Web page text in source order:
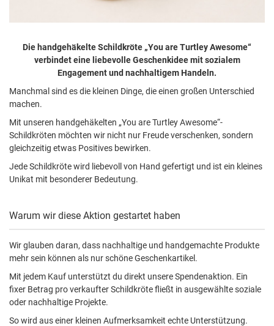
Die handgehäkelte Schildkröte „You are Turtley Awesome“
verbindet eine liebevolle Geschenkidee mit sozialem
Engagement und nachhaltigem Handeln.
Manchmal sind es die kleinen Dinge, die einen großen Unterschied
machen.
Mit unseren handgehäkelten „You are Turtley Awesome“-
Schildkröten möchten wir nicht nur Freude verschenken, sondern
gleichzeitig etwas Positives bewirken.
Jede Schildkröte wird liebevoll von Hand gefertigt und ist ein kleines
Unikat mit besonderer Bedeutung.
Warum wir diese Aktion gestartet haben
Wir glauben daran, dass nachhaltige und handgemachte Produkte
mehr sein können als nur schöne Geschenkartikel.
Mit jedem Kauf unterstützt du direkt unsere Spendenaktion. Ein
fixer Betrag pro verkaufter Schildkröte fließt in ausgewählte soziale
oder nachhaltige Projekte.
So wird aus einer kleinen Aufmerksamkeit echte Unterstützung.